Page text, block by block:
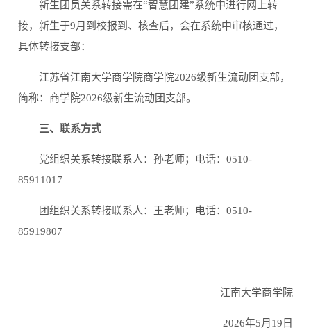
新生团员关系转接需在“智慧团建”系统中进行网上转
接，新生于9月到校报到、核查后，会在系统中审核通过，
具体转接支部：
江苏省江南大学商学院商学院2026级新生流动团支部，
简称：商学院2026级新生流动团支部。
三、联系方式
党组织关系转接联系人：孙老师；电话：0510-
85911017
团组织关系转接联系人：王老师；电话：0510-
85919807
江南大学商学院
2026年5月19日